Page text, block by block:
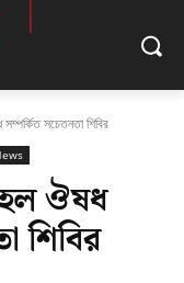
সচেতনতা শিবির
হল ঔষধ
শিবির